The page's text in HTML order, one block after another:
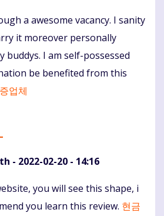
a awesome vacancy. I sanity
it moreover personally
buddys. I am self-possessed
be benefited from this
업체
- 2022-02-20 - 14:16
you will see this shape, i
you learn this review. 현금